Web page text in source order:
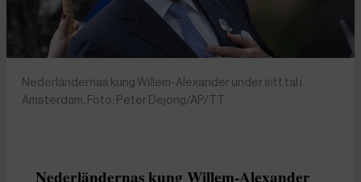
Nederländernas kung Willem-Alexander under sitt tal i
Amsterdam. Foto: Peter Dejong/AP/TT
Nederländernas kung Willem-Alexander